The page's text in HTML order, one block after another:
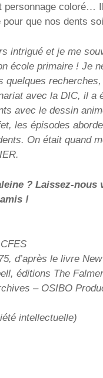
personnage coloré…
pour que nos dents
intrigué et je me
école primaire ! Je
quelques
avec la DIC, il a
avec le dessin
les épisodes
On était quand
? Laissez-nous
!
d’après le livre
éditions The
– OSIBO
intellectuelle)